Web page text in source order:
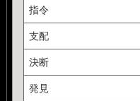
指令
支配
決断
発見